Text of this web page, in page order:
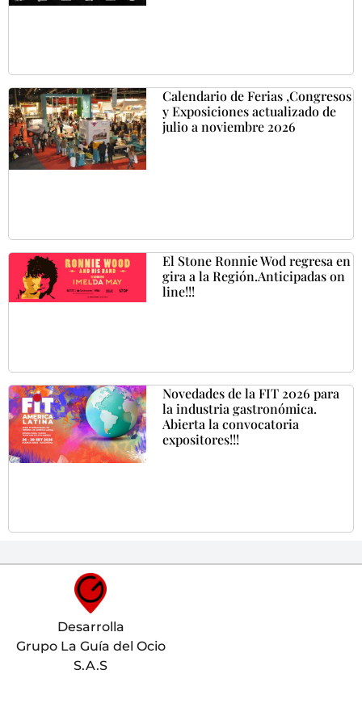
Calendario de Ferias ,Congresos
y Exposiciones actualizado de
julio a noviembre 2026
El Stone Ronnie Wod regresa en
gira a la Región.Anticipadas on
line!!!
Novedades de la FIT 2026 para
la industria gastronómica.
Abierta la convocatoria
expositores!!!
Desarrolla
Grupo La Guía del Ocio
S.A.S